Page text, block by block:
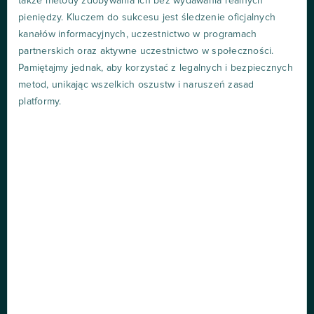
pieniędzy. Kluczem do sukcesu jest śledzenie oficjalnych
kanałów informacyjnych, uczestnictwo w programach
partnerskich oraz aktywne uczestnictwo w społeczności.
Pamiętajmy jednak, aby korzystać z legalnych i bezpiecznych
metod, unikając wszelkich oszustw i naruszeń zasad
platformy.